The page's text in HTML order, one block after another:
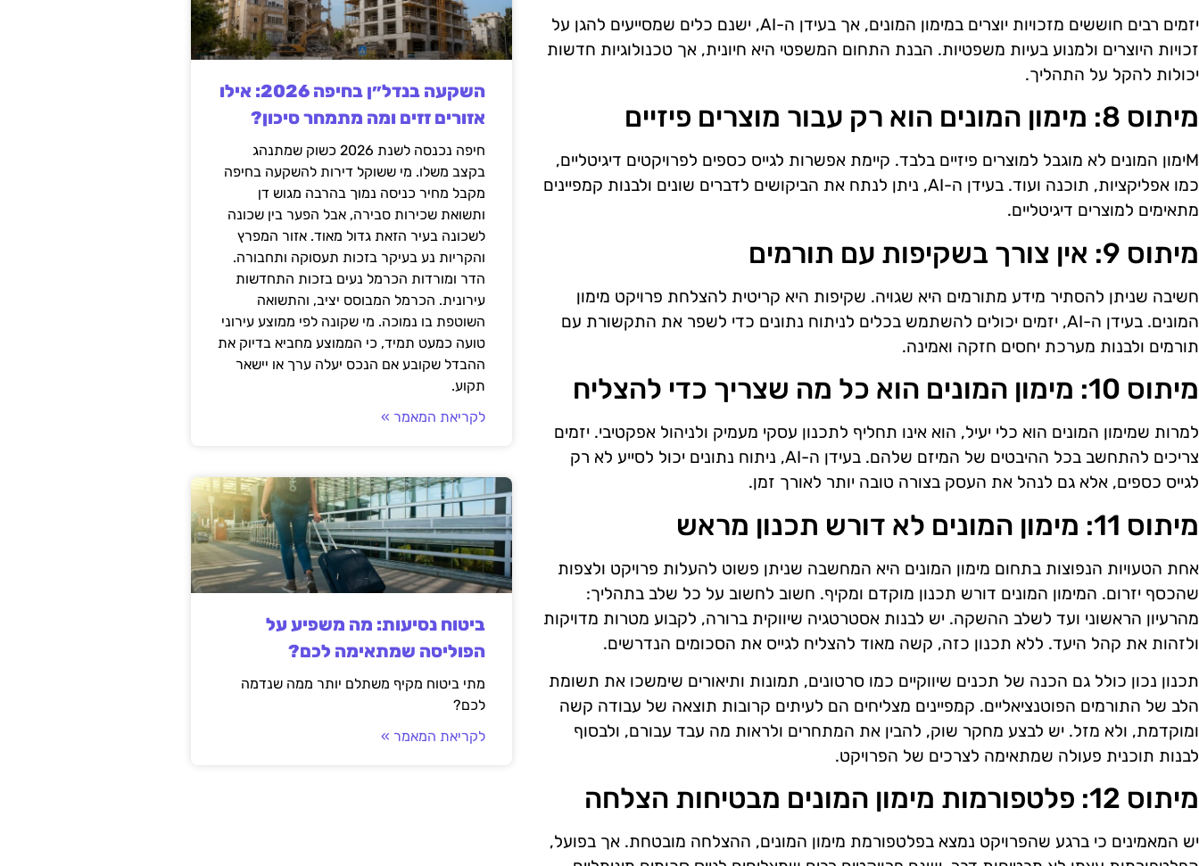
יזמים רבים חוששים מזכויות יוצרים במימון המונים, אך בעידן ה-AI, ישנם כלים שמסייעים להגן על
זכויות היוצרים ולמנוע בעיות משפטיות. הבנת התחום המשפטי היא חיונית, אך טכנולוגיות חדשות
יכולות להקל על התהליך.
מיתוס 8: מימון המונים הוא רק עבור מוצרים פיזיים
Mימון המונים לא מוגבל למוצרים פיזיים בלבד. קיימת אפשרות לגייס כספים לפרויקטים דיגיטליים,
כמו אפליקציות, תוכנה ועוד. בעידן ה-AI, ניתן לנתח את הביקושים לדברים שונים ולבנות קמפיינים
מתאימים למוצרים דיגיטליים.
מיתוס 9: אין צורך בשקיפות עם תורמים
חשיבה שניתן להסתיר מידע מתורמים היא שגויה. שקיפות היא קריטית להצלחת פרויקט מימון
המונים. בעידן ה-AI, יזמים יכולים להשתמש בכלים לניתוח נתונים כדי לשפר את התקשורת עם
תורמים ולבנות מערכת יחסים חזקה ואמינה.
מיתוס 10: מימון המונים הוא כל מה שצריך כדי להצליח
למרות שמימון המונים הוא כלי יעיל, הוא אינו תחליף לתכנון עסקי מעמיק ולניהול אפקטיבי. יזמים
צריכים להתחשב בכל ההיבטים של המיזם שלהם. בעידן ה-AI, ניתוח נתונים יכול לסייע לא רק
לגייס כספים, אלא גם לנהל את העסק בצורה טובה יותר לאורך זמן.
מיתוס 11: מימון המונים לא דורש תכנון מראש
אחת הטעויות הנפוצות בתחום מימון המונים היא המחשבה שניתן פשוט להעלות פרויקט ולצפות
שהכסף יזרום. המימון המונים דורש תכנון מוקדם ומקיף. חשוב לחשוב על כל שלב בתהליך:
מהרעיון הראשוני ועד לשלב ההשקה. יש לבנות אסטרטגיה שיווקית ברורה, לקבוע מטרות מדויקות
ולזהות את קהל היעד. ללא תכנון כזה, קשה מאוד להצליח לגייס את הסכומים הנדרשים.
תכנון נכון כולל גם הכנה של תכנים שיווקיים כמו סרטונים, תמונות ותיאורים שימשכו את תשומת
הלב של התורמים הפוטנציאליים. קמפיינים מצליחים הם לעיתים קרובות תוצאה של עבודה קשה
ומוקדמת, ולא מזל. יש לבצע מחקר שוק, להבין את המתחרים ולראות מה עבד עבורם, ולבסוף
לבנות תוכנית פעולה שמתאימה לצרכים של הפרויקט.
מיתוס 12: פלטפורמות מימון המונים מבטיחות הצלחה
יש המאמינים כי ברגע שהפרויקט נמצא בפלטפורמת מימון המונים, ההצלחה מובטחת. אך בפועל,
השקעה בנדל״ן בחיפה 2026: אילו
אזורים זזים ומה מתמחר סיכון?
חיפה נכנסה לשנת 2026 כשוק שמתנהג
בקצב משלו. מי ששוקל דירות להשקעה בחיפה
מקבל מחיר כניסה נמוך בהרבה מגוש דן
ותשואת שכירות סבירה, אבל הפער בין שכונה
לשכונה בעיר הזאת גדול מאוד. אזור המפרץ
והקריות נע בעיקר בזכות תעסוקה ותחבורה.
הדר ומורדות הכרמל נעים בזכות התחדשות
עירונית. הכרמל המבוסס יציב, והתשואה
השוטפת בו נמוכה. מי שקונה לפי ממוצע עירוני
טועה כמעט תמיד, כי הממוצע מחביא בדיוק את
ההבדל שקובע אם הנכס יעלה ערך או יישאר
תקוע.
לקריאת המאמר »
ביטוח נסיעות: מה משפיע על
הפוליסה שמתאימה לכם?
מתי ביטוח מקיף משתלם יותר ממה שנדמה
לכם?
לקריאת המאמר »